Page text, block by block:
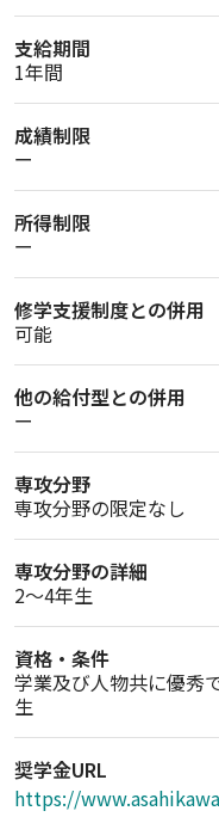
支給期間
1年間
成績制限
ー
所得制限
ー
修学支援制度との併用
可能
他の給付型との併用
ー
専攻分野
専攻分野の限定なし
専攻分野の詳細
2〜4年生
資格・条件
学業及び人物共に優秀
生
奨学金URL
https://